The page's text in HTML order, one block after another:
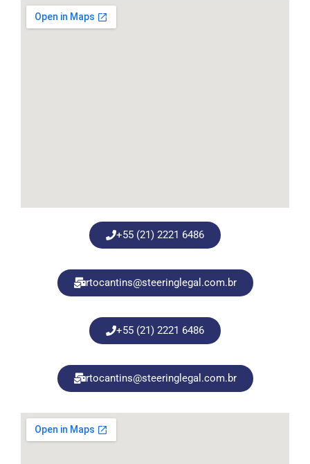
+55 (21) 2221 6486
rtocantins@steeringlegal.com.br
+55 (21) 2221 6486
rtocantins@steeringlegal.com.br